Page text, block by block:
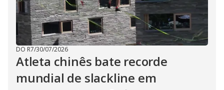
DO R7/30/07/2026
Atleta chinês bate recorde
mundial de slackline em